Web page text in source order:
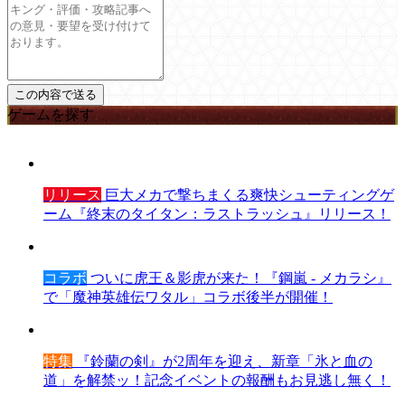
ゲームを探す
リリース 巨大メカで撃ちまくる爽快シューティングゲ
ーム『終末のタイタン：ラストラッシュ』リリース！
コラボ ついに虎王＆影虎が来た！『鋼嵐 - メカラシ』
で「魔神英雄伝ワタル」コラボ後半が開催！
特集 『鈴蘭の剣』が2周年を迎え、新章「氷と血の
道」を解禁ッ！記念イベントの報酬もお見逃し無く！